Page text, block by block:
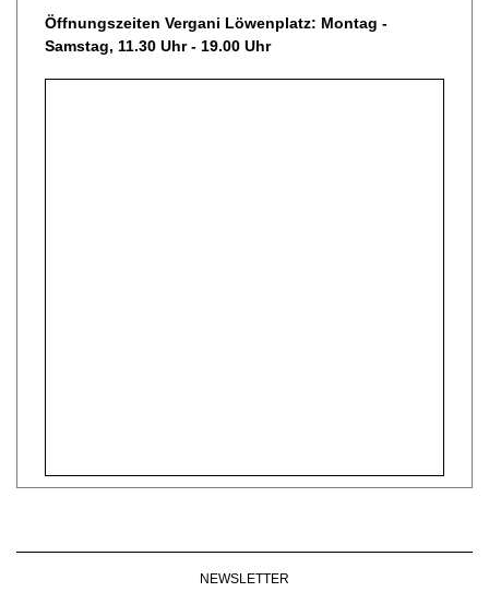
Öffnungszeiten Vergani Löwenplatz: Montag -
Samstag, 11.30 Uhr - 19.00 Uhr
NEWSLETTER